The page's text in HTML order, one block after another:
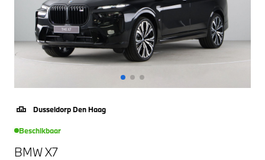
Dusseldorp Den Haag
Beschikbaar
BMW X7